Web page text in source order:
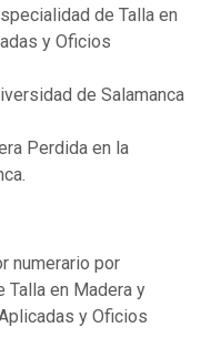
de Talla en
y Oficios
de Salamanca
Perdida en la
numerario por
Talla en Madera y
y Oficios